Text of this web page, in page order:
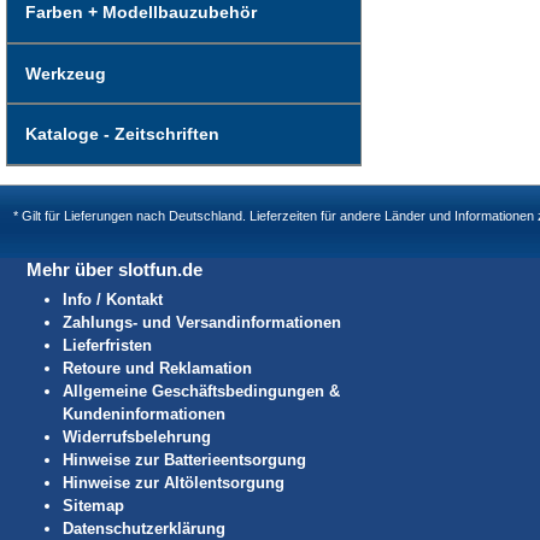
Farben + Modellbauzubehör
Werkzeug
Kataloge - Zeitschriften
* Gilt für Lieferungen nach Deutschland. Lieferzeiten für andere Länder und
Mehr über slotfun.de
Info / Kontakt
Zahlungs- und Versandinformationen
Lieferfristen
Retoure und Reklamation
Allgemeine Geschäftsbedingungen &
Kundeninformationen
Widerrufsbelehrung
Hinweise zur Batterieentsorgung
Hinweise zur Altölentsorgung
Sitemap
Datenschutzerklärung